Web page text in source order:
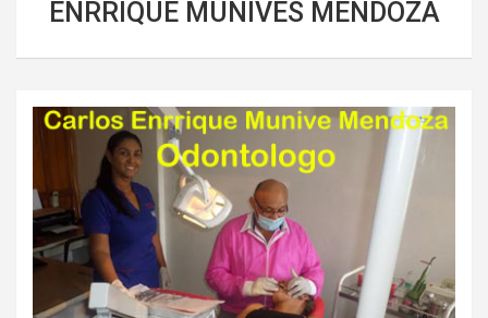
ENRRIQUE MUNIVES MENDOZA